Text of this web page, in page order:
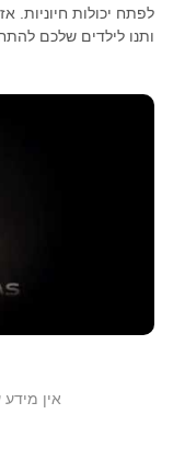
ותנו לילדים שלכם
אין